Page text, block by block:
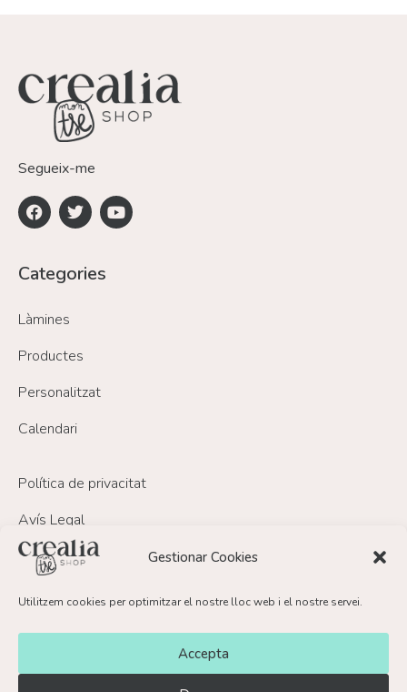
Gestionar Cookies
Utilitzem cookies per optimitzar el nostre lloc web i el nostre servei.
Accepta
Segueix-me
Categories
Làmines
Productes
Personalitzat
Calendari
Política de privacitat
Avís Legal
Política de Cookies
Política de devolucions i reemborsament